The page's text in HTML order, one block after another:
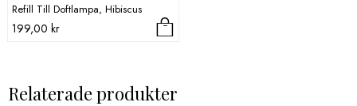
Refill Till Doftlampa, Hibiscus
199,00 kr
Relaterade produkter